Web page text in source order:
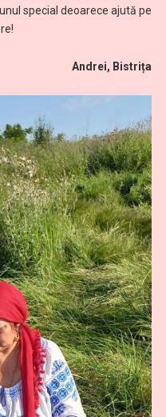
special deoarece ajută pe